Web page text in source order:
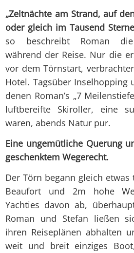
„Zeltnächte am Strand, auf
oder gleich im Tausend
so beschreibt Roman die
während der Reise. Nur die
vor dem Törnstart,
Hotel. Tagsüber Inselhopping
denen Roman’s „7
luftbereifte Skiroller, eine
waren, abends Natur pur.
Eine ungemütliche Querung
geschenktem Wegerecht.
Der Törn begann gleich
Beaufort und 2m hohe
Yachties davon ab,
Roman und Stefan ließen
ihren Reiseplänen abhalten
weit und breit einziges